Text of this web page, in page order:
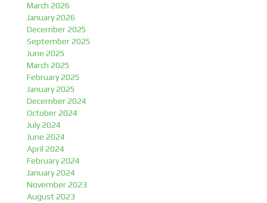
March 2026
January 2026
December 2025
September 2025
June 2025
March 2025
February 2025
January 2025
December 2024
October 2024
July 2024
June 2024
April 2024
February 2024
January 2024
November 2023
August 2023